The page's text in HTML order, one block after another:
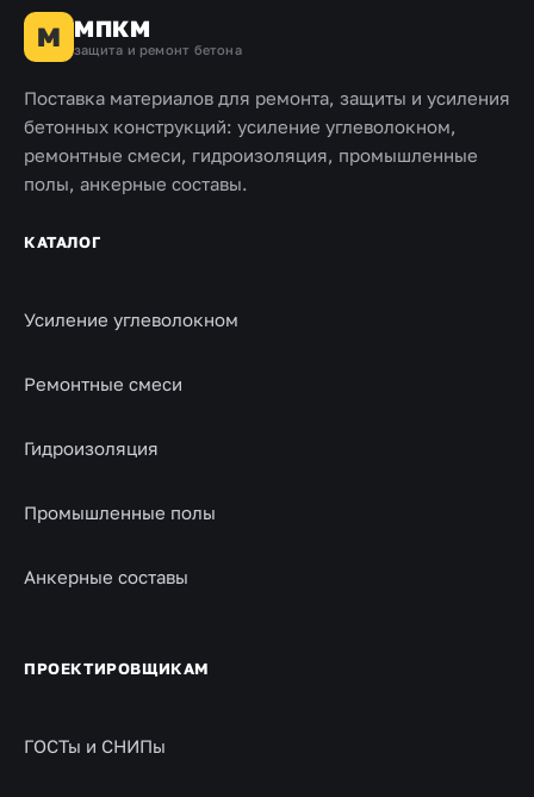
М МПКМ
защита и ремонт бетона
Поставка материалов для ремонта, защиты и усиления
бетонных конструкций: усиление углеволокном,
ремонтные смеси, гидроизоляция, промышленные
полы, анкерные составы.
КАТАЛОГ
Усиление углеволокном
Ремонтные смеси
Гидроизоляция
Промышленные полы
Анкерные составы
ПРОЕКТИРОВЩИКАМ
ГОСТы и СНИПы